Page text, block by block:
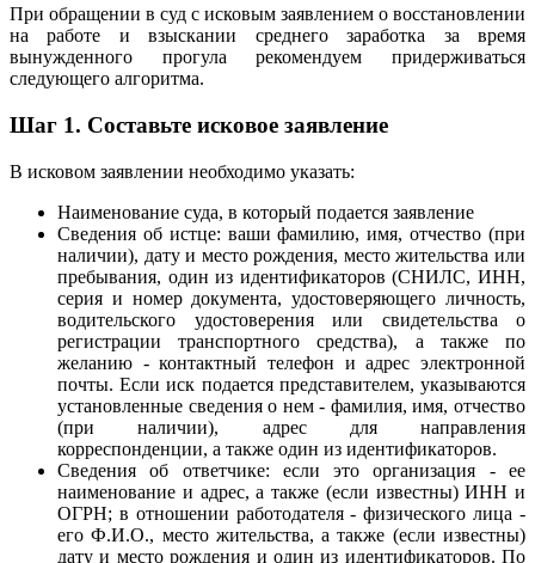
При обращении в суд с исковым заявлением о восстановлении
на работе и взыскании среднего заработка за время
вынужденного прогула рекомендуем придерживаться
следующего алгоритма.
Шаг 1. Составьте исковое заявление
В исковом заявлении необходимо указать:
Наименование суда, в который подается заявление
Сведения об истце: ваши фамилию, имя, отчество (при
наличии), дату и место рождения, место жительства или
пребывания, один из идентификаторов (СНИЛС, ИНН,
серия и номер документа, удостоверяющего личность,
водительского удостоверения или свидетельства о
регистрации транспортного средства), а также по
желанию - контактный телефон и адрес электронной
почты. Если иск подается представителем, указываются
установленные сведения о нем - фамилия, имя, отчество
(при наличии), адрес для направления
корреспонденции, а также один из идентификаторов.
Сведения об ответчике: если это организация - ее
наименование и адрес, а также (если известны) ИНН и
ОГРН; в отношении работодателя - физического лица -
его Ф.И.О., место жительства, а также (если известны)
дату и место рождения и один из идентификаторов. По